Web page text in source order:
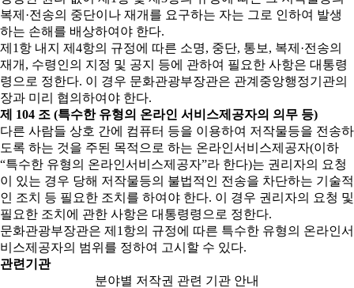
복제·전송의 중단이나 재개를 요구하는 자는 그로 인하여 발생
하는 손해를 배상하여야 한다.
제1항 내지 제4항의 규정에 따른 소명, 중단, 통보, 복제·전송의
재개, 수령인의 지정 및 공지 등에 관하여 필요한 사항은 대통령
령으로 정한다. 이 경우 문화관광부장관은 관계중앙행정기관의
장과 미리 협의하여야 한다.
제 104 조 (특수한 유형의 온라인 서비스제공자의 의무 등)
다른 사람들 상호 간에 컴퓨터 등을 이용하여 저작물등을 전송하
도록 하는 것을 주된 목적으로 하는 온라인서비스제공자(이하
“특수한 유형의 온라인서비스제공자”라 한다)는 권리자의 요청
이 있는 경우 당해 저작물등의 불법적인 전송을 차단하는 기술적
인 조치 등 필요한 조치를 하여야 한다. 이 경우 권리자의 요청 및
필요한 조치에 관한 사항은 대통령령으로 정한다.
문화관광부장관은 제1항의 규정에 따른 특수한 유형의 온라인서
비스제공자의 범위를 정하여 고시할 수 있다.
관련기관
분야별 저작권 관련 기관 안내